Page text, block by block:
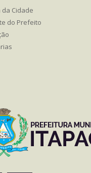
da Cidade
do Prefeito